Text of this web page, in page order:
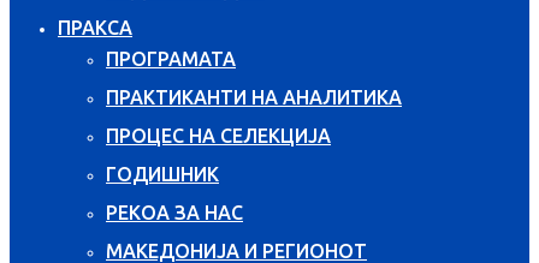
ПРАКСА
ПРОГРАМАТА
ПРАКТИКАНТИ НА АНАЛИТИКА
ПРОЦЕС НА СЕЛЕКЦИЈА
ГОДИШНИК
РЕКОА ЗА НАС
МАКЕДОНИЈА И РЕГИОНОТ